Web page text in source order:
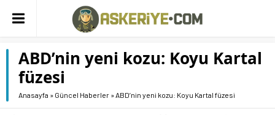
ABD’nin yeni kozu: Koyu Kartal
füzesi
Anasayfa » Güncel Haberler »ABD’nin yeni kozu: Koyu Kartal füzesi